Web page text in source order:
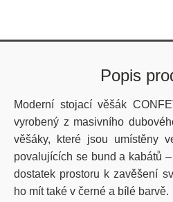
Popis
Moderní stojací věšák
vyrobený z masivního
věšáky, které jsou umístěny
povalujících se bund a kabátů
dostatek prostoru k zavěšení
ho mít také v černé a bílé barvě.